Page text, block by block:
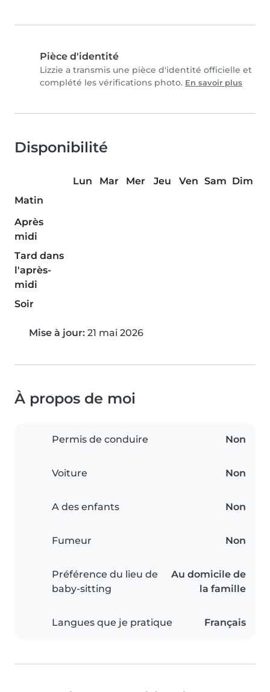
Pièce d'identité
Lizzie a transmis une pièce d'identité officielle et
complété les vérifications photo. En savoir plus
Disponibilité
Lun Mar Mer Jeu Ven Sam Dim
Matin
Après
midi
Tard dans
l'après-
midi
Soir
Mise à jour: 21 mai 2026
À propos de moi
Permis de conduire Non
Voiture Non
A des enfants Non
Fumeur Non
Préférence du lieu de
baby-sitting
Au domicile de
la famille
Langues que je pratique Français